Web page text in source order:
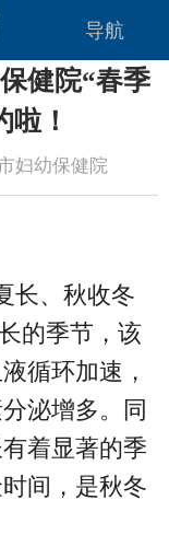
导航
健院“春季
！
妇幼保健院
长、秋收冬
的季节，该
循环加速，
泌增多。同
着显著的季
间，是秋冬